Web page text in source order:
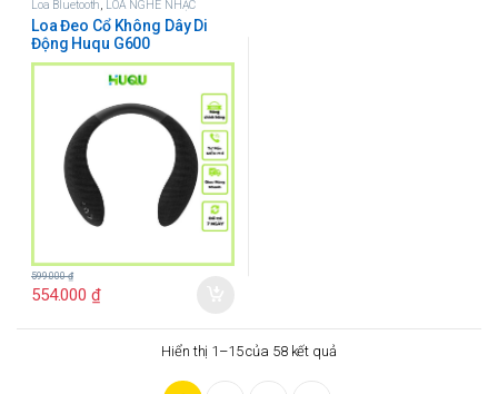
Loa Bluetooth, LOA NGHE NHẠC
Loa Đeo Cổ Không Dây Di
Động Huqu G600
554.000 ₫
599.000₫
Hiển thị 1–15 của 58 kết quả